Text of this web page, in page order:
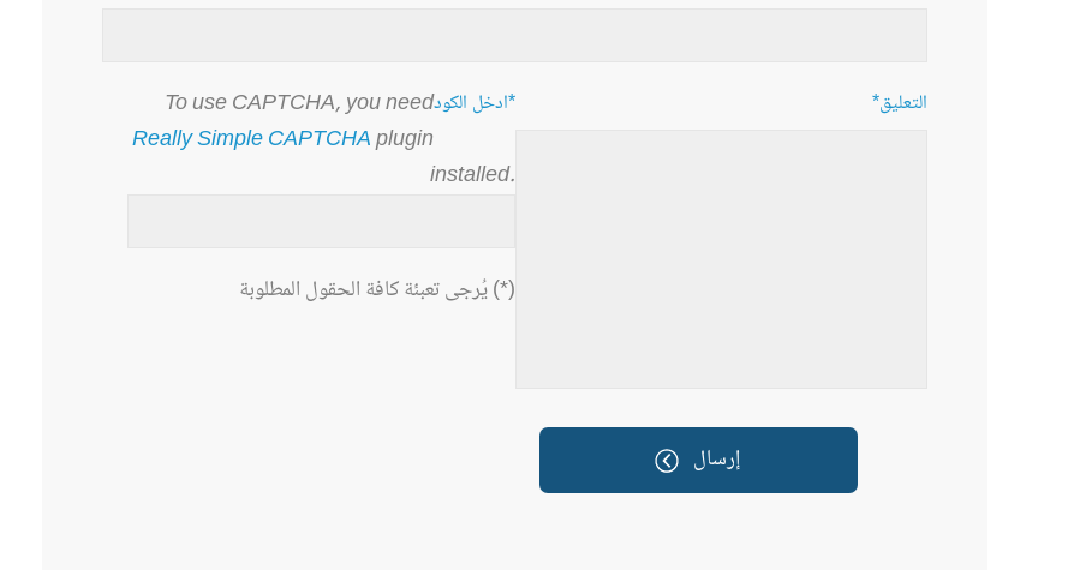
*التعليق ادخل الكود*
To use CAPTCHA, you need
Really Simple CAPTCHAplugin
installed.
يُرجى تعبئة كافة الحقول المطلوبة (*)